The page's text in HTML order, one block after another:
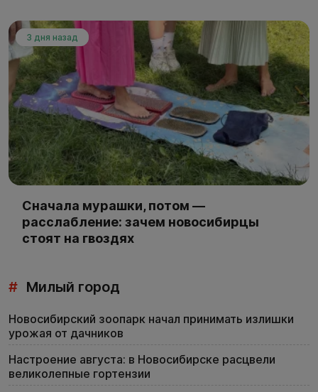
3 дня назад
Сначала мурашки, потом —
расслабление: зачем новосибирцы
стоят на гвоздях
# Милый город
Новосибирский зоопарк начал принимать излишки
урожая от дачников
Настроение августа: в Новосибирске расцвели
великолепные гортензии